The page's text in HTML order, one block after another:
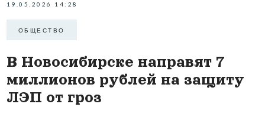
19.05.2026 14:28
ОБЩЕСТВО
В Новосибирске направят 7
миллионов рублей на защиту
ЛЭП от гроз